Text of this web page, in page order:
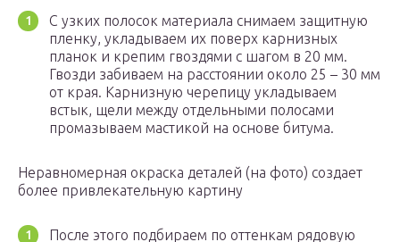
С узких полосок материала снимаем защитную
пленку, укладываем их поверх карнизных
планок и крепим гвоздями с шагом в 20 мм.
Гвозди забиваем на расстоянии около 25 – 30 мм
от края. Карнизную черепицу укладываем
встык, щели между отдельными полосами
промазываем мастикой на основе битума.
Неравномерная окраска деталей (на фото) создает
более привлекательную картину
После этого подбираем по оттенкам рядовую